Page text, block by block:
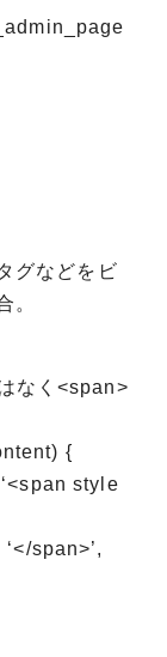
グなどをビ
。
なく<span>
{
style
span>’,